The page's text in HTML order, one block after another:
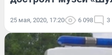
25 мая, 2020, 17:20 6 098 3